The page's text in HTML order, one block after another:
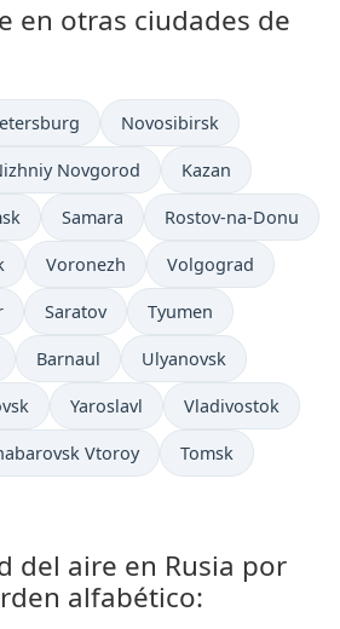
en otras ciudades de
Novosibirsk
Novgorod Kazan
Samara Rostov-na-Donu
Voronezh Volgograd
Saratov Tyumen
Barnaul Ulyanovsk
Yaroslavl Vladivostok
Vtoroy Tomsk
del aire en Rusia por
alfabético: